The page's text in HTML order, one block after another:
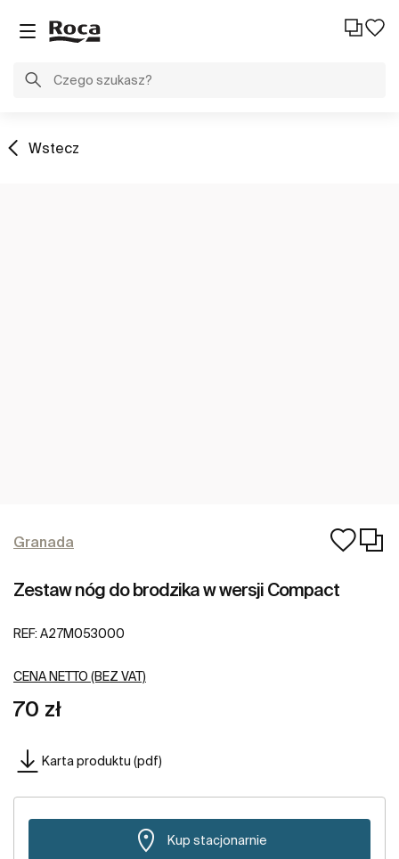
Wstecz
Granada
Zestaw nóg do brodzika w wersji Compact
REF: A27M053000
CENA NETTO (BEZ VAT)
70 zł
Karta produktu (pdf)
Kup stacjonarnie